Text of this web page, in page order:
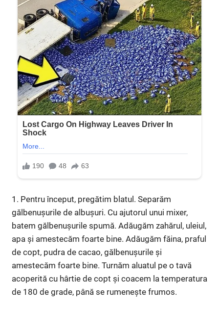
1. Pentru început, pregătim blatul. Separăm
gălbenușurile de albușuri. Cu ajutorul unui mixer,
batem gălbenușurile spumă. Adăugăm zahărul, uleiul,
apa și amestecăm foarte bine. Adăugăm făina, praful
de copt, pudra de cacao, gălbenușurile și
amestecăm foarte bine. Turnăm aluatul pe o tavă
acoperită cu hârtie de copt și coacem la temperatura
de 180 de grade, până se rumenește frumos.